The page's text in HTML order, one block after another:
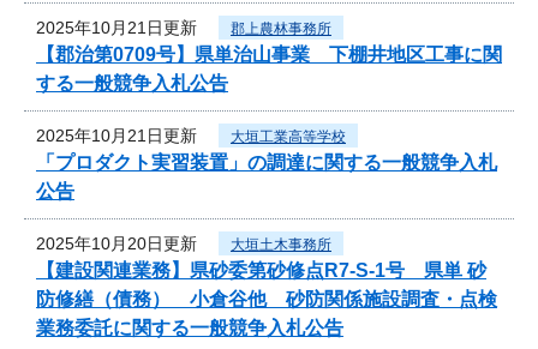
2025年10月21日更新 郡上農林事務所
【郡治第0709号】県単治山事業 下棚井地区工事に関
する一般競争入札公告
2025年10月21日更新 大垣工業高等学校
「プロダクト実習装置」の調達に関する一般競争入札
公告
2025年10月20日更新 大垣土木事務所
【建設関連業務】県砂委第砂修点R7-S-1号 県単 砂
防修繕（債務） 小倉谷他 砂防関係施設調査・点検
業務委託に関する一般競争入札公告